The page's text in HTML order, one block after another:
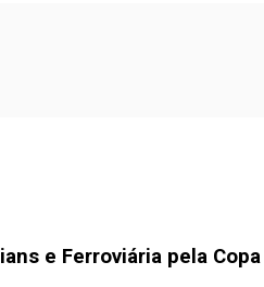
e Ferroviária pela